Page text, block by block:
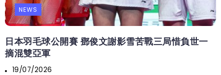
NEWS
日本羽毛球公開賽 鄧俊文謝影雪苦戰三局惜負世一
摘混雙亞軍
19/07/2026